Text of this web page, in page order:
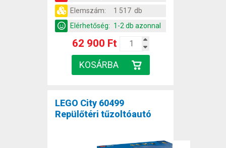
Elemszám:
1 517 db
Elérhetőség: 1-2 db azonnal
62 900 Ft
LEGO City 60499
Repülőtéri tűzoltóautó